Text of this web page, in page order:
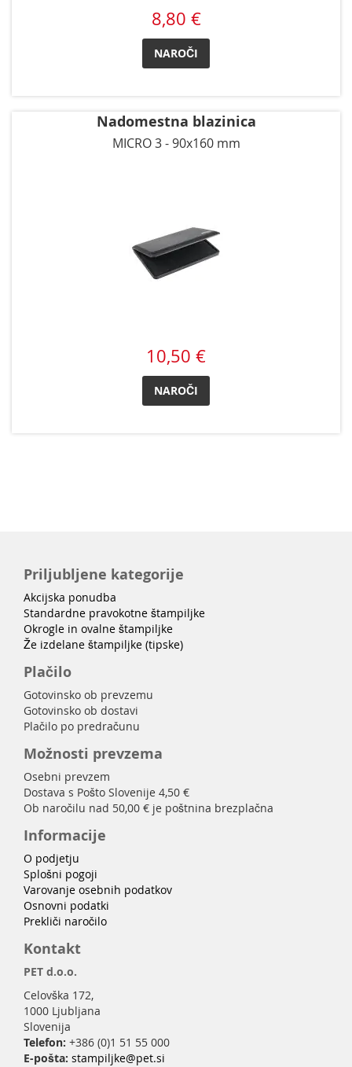
8,80 €
NAROČI
Nadomestna blazinica
MICRO 3 - 90x160 mm
10,50 €
NAROČI
Priljubljene kategorije
Akcijska ponudba
Standardne pravokotne štampiljke
Okrogle in ovalne štampiljke
Že izdelane štampiljke (tipske)
Plačilo
Gotovinsko ob prevzemu
Gotovinsko ob dostavi
Plačilo po predračunu
Možnosti prevzema
Osebni prevzem
Dostava s Pošto Slovenije 4,50 €
Ob naročilu nad 50,00 € je poštnina brezplačna
Informacije
O podjetju
Splošni pogoji
Varovanje osebnih podatkov
Osnovni podatki
Prekliči naročilo
Kontakt
PET d.o.o.
Celovška 172,
1000 Ljubljana
Slovenija
Telefon: +386 (0)1 51 55 000
E-pošta: stampiljke@pet.si